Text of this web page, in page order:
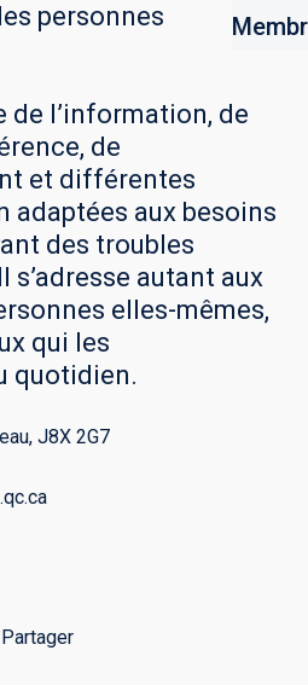
personnes
de l’information, de
de
et différentes
adaptées aux besoins
des troubles
s’adresse autant aux
elles-mêmes,
qui les
quotidien.
J8X 2G7
Partager